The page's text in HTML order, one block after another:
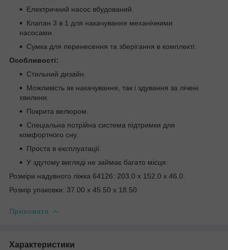
Електричний насос вбудований.
Клапан 3 в 1 для накачування механічними
насосами.
Сумка для перенесення та зберігання в комплекті.
Особливості:
Стильний дизайн.
Можливість як накачування, так і здування за лічені
хвилини.
Покрита велюром.
Спеціальна потрійна система підтримки для
комфортного сну.
Проста в експлуатації.
У здутому вигляді не займає багато місця.
Розміри надувного ліжка 64126: 203.0 x 152.0 x 46.0.
Розмір упаковки: 37.00 x 45.50 x 18.50.
Приховати
Характеристики